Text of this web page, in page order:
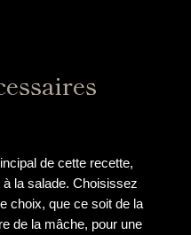
de cette recette,
la salade. Choisissez
choix, que ce soit de la
de la mâche, pour une